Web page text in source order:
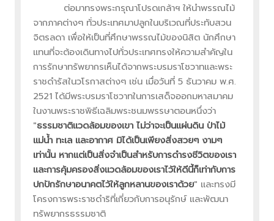
ต่อมาทรงพระกรุณาโปรดเกล้าฯ ให้นำพรรณไม้
จากภาคต่างๆ ทั่วประเทศมาปลูกในบริเวณที่ประทับสวน
จิตรลดา เพื่อให้เป็นที่ศึกษาพรรณไม้ของนิสิต นักศึกษา
แทนที่จะต้องเดินทางไปทั่วประเทศทรงให้ความสำคัญใน
การรักษาทรัพยากรเห็นได้จากพระบรมราโชวาทและพระ
ราชดำรัสในวโรกาสต่างๆ เช่น เมื่อวันที่ 5 ธันวาคม พ.ศ.
2521 ได้มีพระบรมราโชวาทในการเสด็จออกมหาสมาคม
ในงานพระราชพิธีเฉลิมพระชนมพรรษาตอนหนึ่งว่า
"ธรรมชาติแวดล้อมของเขา ไม่ว่าจะเป็นแผ่นดิน ป่าไม้
แม่น้ำ ทะเล และอากาศ มิได้เป็นเพียงสิ่งสวยๆ งามๆ
เท่านั้น หากแต่เป็นสิ่งจำเป็นสำหรับการดำรงชีวิตของเรา
และการคุ้มครองสิ่งแวดล้อมของเราไว้ให้ดีนี้ก็เท่ากับการ
ปกปักรักษาอนาคตไว้ให้ลูกหลานของเราด้วย" และทรงมี
โครงการพระราชดำริที่เกี่ยวกับการอนุรักษ์ และพัฒนา
ทรัพยากรธรรมชาติ